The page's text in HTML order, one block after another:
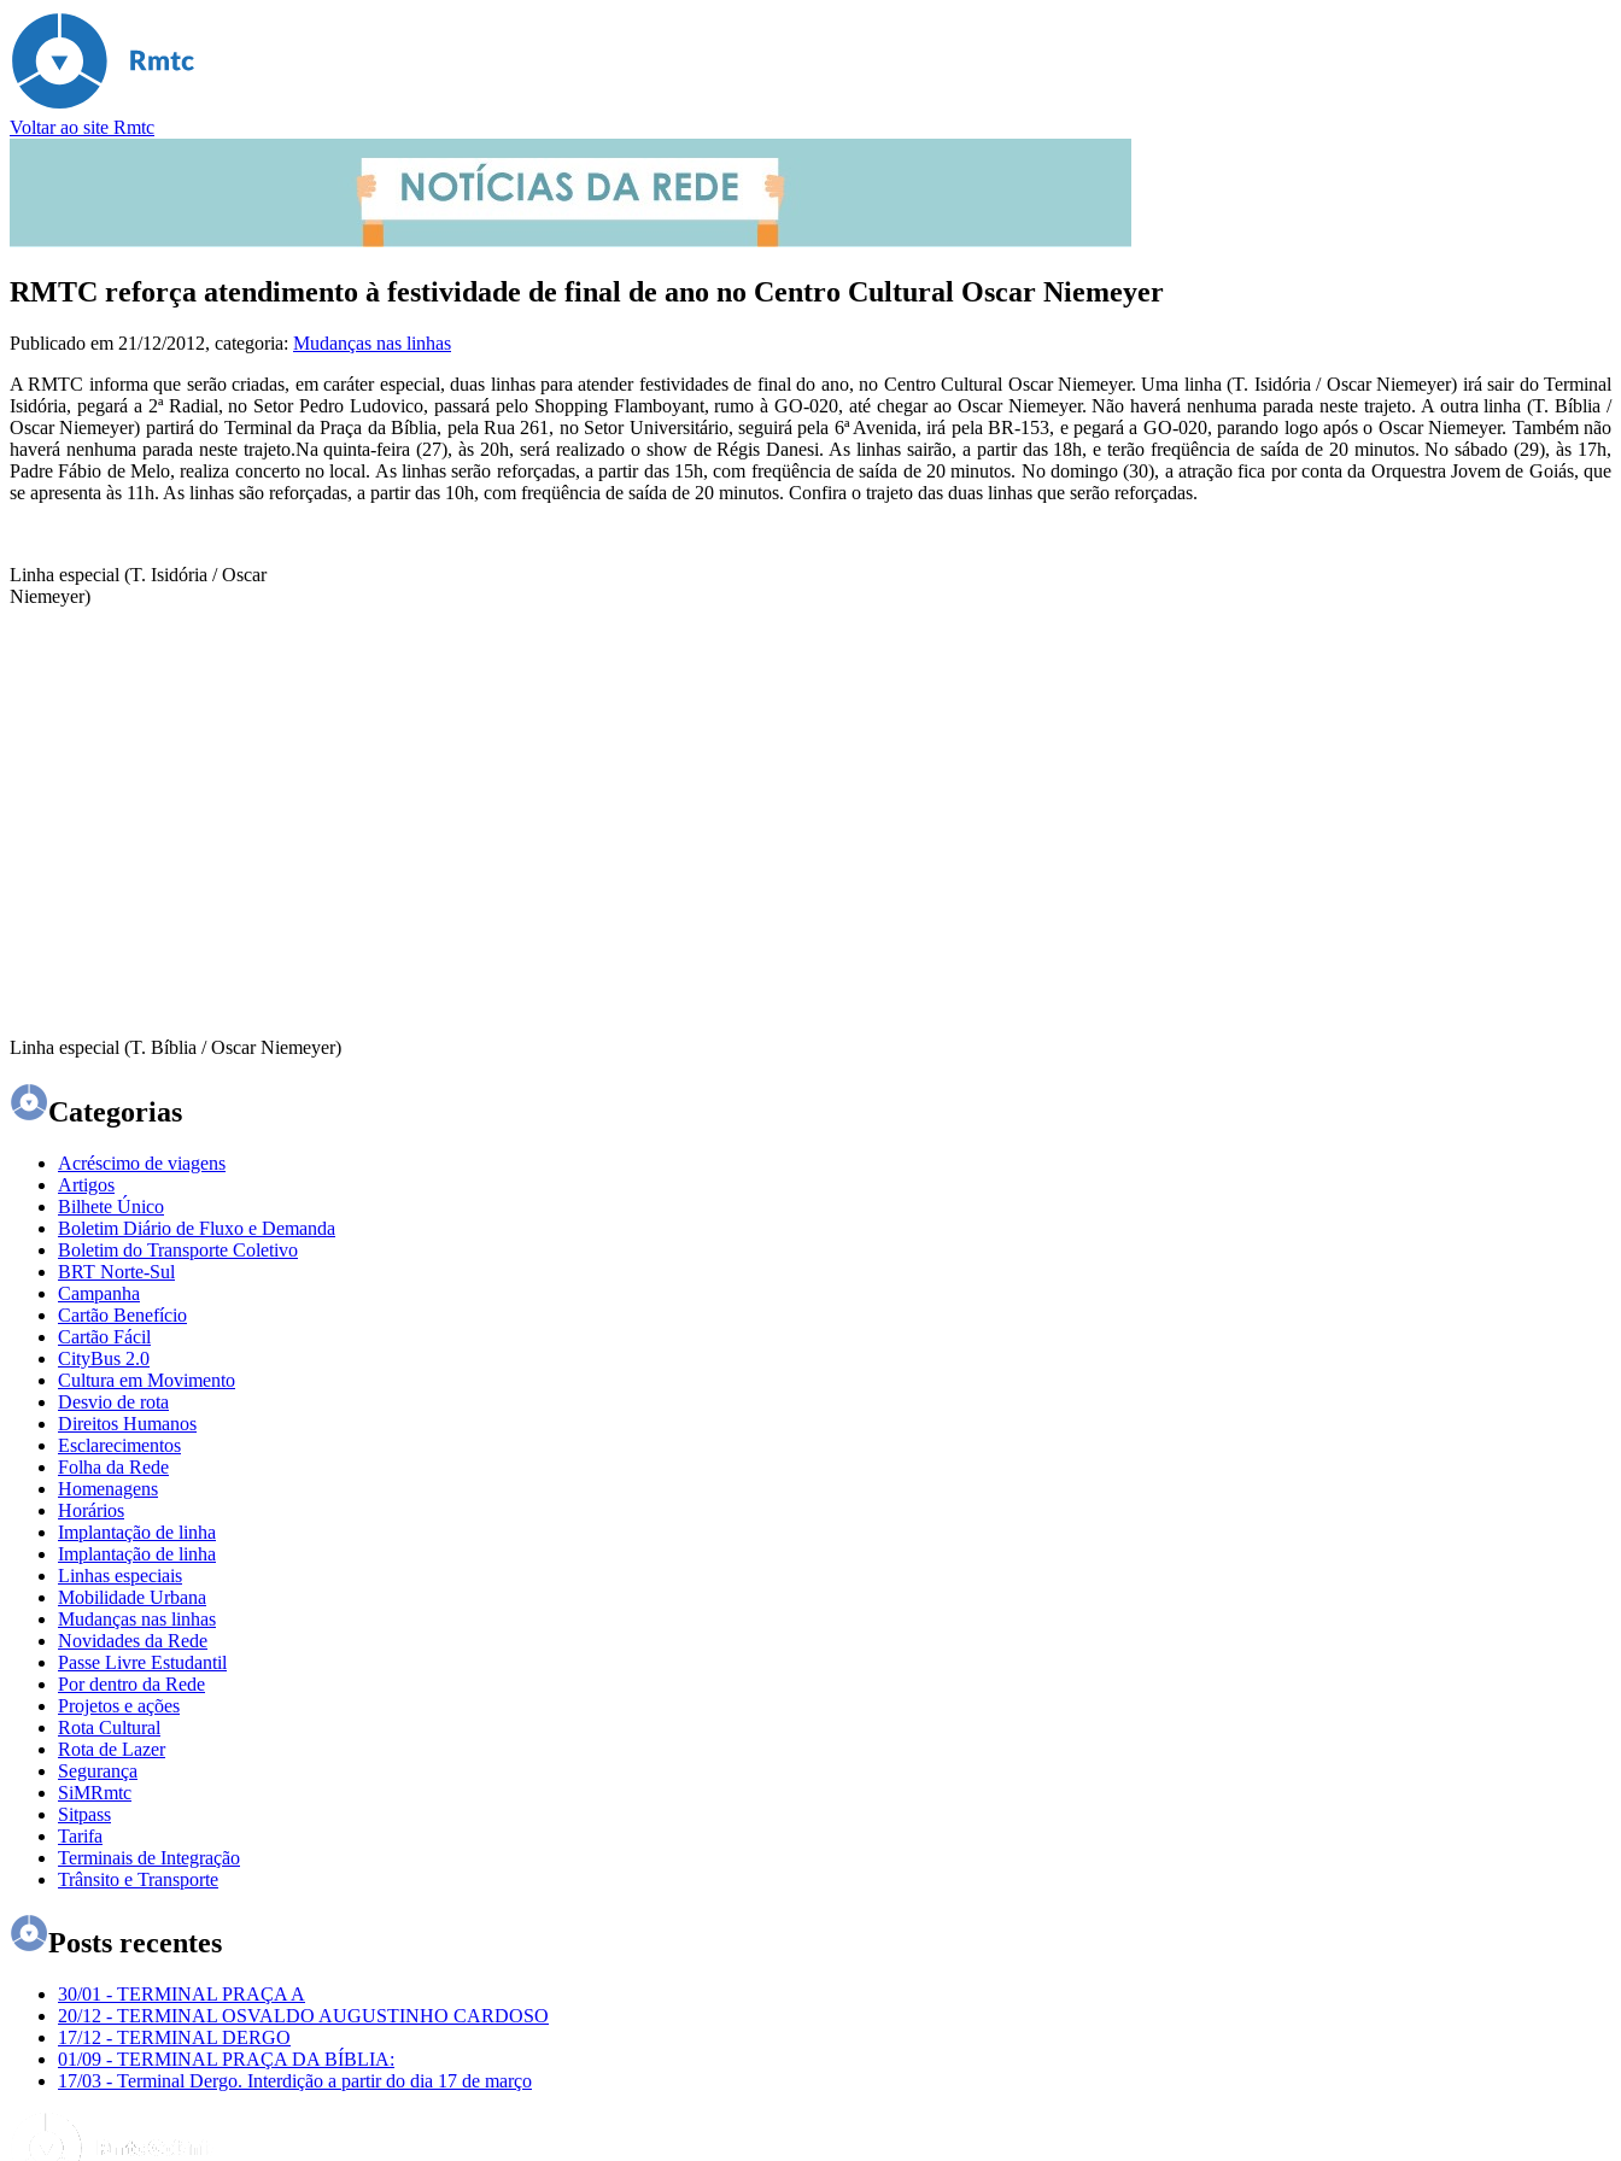
Voltar ao site Rmtc
RMTC reforça atendimento à festividade de final de ano no Centro Cultural Oscar Niemeyer
Publicado em 21/12/2012, categoria: Mudanças nas linhas
A RMTC informa que serão criadas, em caráter especial, duas linhas para atender festividades de final do ano, no Centro Cultural Oscar Niemeyer. Uma linha (T. Isidória / Oscar Niemeyer) irá sair do Terminal
Isidória, pegará a 2ª Radial, no Setor Pedro Ludovico, passará pelo Shopping Flamboyant, rumo à GO-020, até chegar ao Oscar Niemeyer. Não haverá nenhuma parada neste trajeto. A outra linha (T. Bíblia /
Oscar Niemeyer) partirá do Terminal da Praça da Bíblia, pela Rua 261, no Setor Universitário, seguirá pela 6ª Avenida, irá pela BR-153, e pegará a GO-020, parando logo após o Oscar Niemeyer. Também não
haverá nenhuma parada neste trajeto.Na quinta-feira (27), às 20h, será realizado o show de Régis Danesi. As linhas sairão, a partir das 18h, e terão freqüência de saída de 20 minutos. No sábado (29), às 17h,
Padre Fábio de Melo, realiza concerto no local. As linhas serão reforçadas, a partir das 15h, com freqüência de saída de 20 minutos. No domingo (30), a atração fica por conta da Orquestra Jovem de Goiás, que
se apresenta às 11h. As linhas são reforçadas, a partir das 10h, com freqüência de saída de 20 minutos. Confira o trajeto das duas linhas que serão reforçadas.
Linha especial (T. Isidória / Oscar
Niemeyer)
Linha especial (T. Bíblia / Oscar Niemeyer)
Categorias
Acréscimo de viagens
Artigos
Bilhete Único
Boletim Diário de Fluxo e Demanda
Boletim do Transporte Coletivo
BRT Norte-Sul
Campanha
Cartão Benefício
Cartão Fácil
CityBus 2.0
Cultura em Movimento
Desvio de rota
Direitos Humanos
Esclarecimentos
Folha da Rede
Homenagens
Horários
Implantação de linha
Implantação de linha
Linhas especiais
Mobilidade Urbana
Mudanças nas linhas
Novidades da Rede
Passe Livre Estudantil
Por dentro da Rede
Projetos e ações
Rota Cultural
Rota de Lazer
Segurança
SiMRmtc
Sitpass
Tarifa
Terminais de Integração
Trânsito e Transporte
Posts recentes
30/01 - TERMINAL PRAÇA A
20/12 - TERMINAL OSVALDO AUGUSTINHO CARDOSO
17/12 - TERMINAL DERGO
01/09 - TERMINAL PRAÇA DA BÍBLIA:
17/03 - Terminal Dergo. Interdição a partir do dia 17 de março